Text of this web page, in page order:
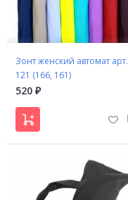
Зонт женский автомат арт.
121 (166, 161)
520 ₽